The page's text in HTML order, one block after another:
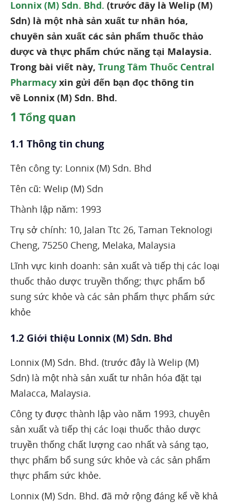
Lonnix (M) Sdn. Bhd. (trước đây là Welip (M)
Sdn) là một nhà sản xuất tư nhân hóa,
chuyên sản xuất các sản phẩm thuốc thảo
dược và thực phẩm chức năng tại Malaysia.
Trong bài viết này, Trung Tâm Thuốc Central
Pharmacy xin gửi đến bạn đọc thông tin
về Lonnix (M) Sdn. Bhd.
1 Tổng quan
1.1 Thông tin chung
Tên công ty: Lonnix (M) Sdn. Bhd
Tên cũ: Welip (M) Sdn
Thành lập năm: 1993
Trụ sở chính: 10, Jalan Ttc 26, Taman Teknologi
Cheng, 75250 Cheng, Melaka, Malaysia
Lĩnh vực kinh doanh: sản xuất và tiếp thị các loại
thuốc thảo dược truyền thống; thực phẩm bổ
sung sức khỏe và các sản phẩm thực phẩm sức
khỏe
1.2 Giới thiệu Lonnix (M) Sdn. Bhd
Lonnix (M) Sdn. Bhd. (trước đây là Welip (M)
Sdn) là một nhà sản xuất tư nhân hóa đặt tại
Malacca, Malaysia.
Công ty được thành lập vào năm 1993, chuyên
sản xuất và tiếp thị các loại thuốc thảo dược
truyền thống chất lượng cao nhất và sáng tạo,
thực phẩm bổ sung sức khỏe và các sản phẩm
thực phẩm sức khỏe.
Lonnix (M) Sdn. Bhd. đã mở rộng đáng kể về khả